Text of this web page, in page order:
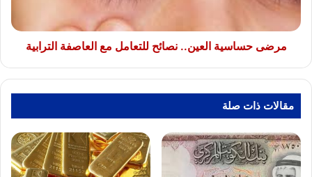
الترابية
مرضى حساسية العين.. نصائح للتعامل مع العاصفة الترابية
مقالات ذات صلة